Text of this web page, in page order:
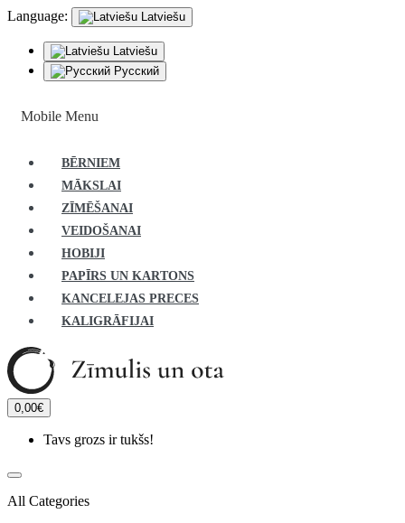
Language: Latviešu
Latviešu
Русский
Mobile Menu
BĒRNIEM
MĀKSLAI
ZĪMĒŠANAI
VEIDOŠANAI
HOBIJI
PAPĪRS UN KARTONS
KANCELEJAS PRECES
KALIGRĀFIJAI
0,00€
Tavs grozs ir tukšs!
All Categories